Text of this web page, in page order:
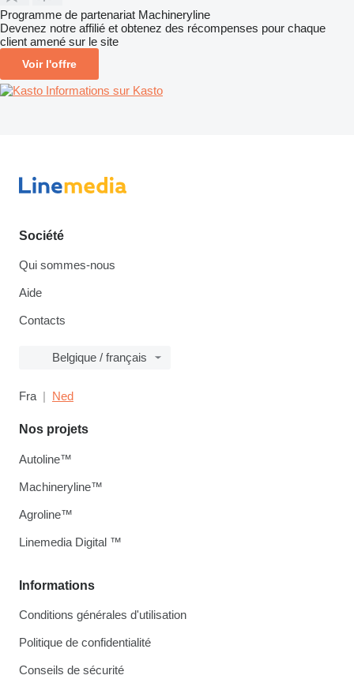
Programme de partenariat Machineryline
Devenez notre affilié et obtenez des récompenses pour chaque
client amené sur le site
Voir l'offre
Informations sur Kasto
Société
Qui sommes-nous
Aide
Contacts
Belgique / français
Fra Ned
Informations
Conditions générales d'utilisation
Politique de confidentialité
Conseils de sécurité
Nos projets
Autoline™
Machineryline™
Agroline™
Linemedia Digital ™